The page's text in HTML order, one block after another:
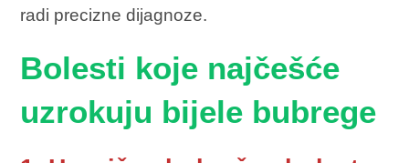
radi precizne dijagnoze.
Bolesti koje najčešće
uzrokuju bijele bubrege